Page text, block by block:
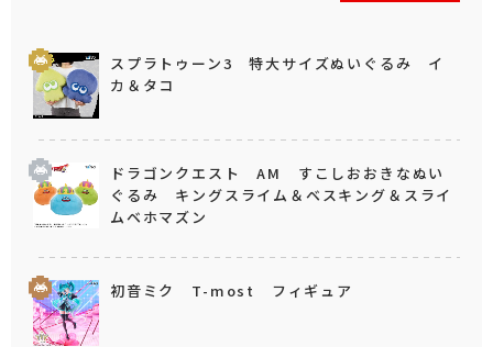
スプラトゥーン3 特大サイズぬいぐるみ イ
カ＆タコ
ドラゴンクエスト AM すこしおおきなぬい
ぐるみ キングスライム＆ベスキング＆スライ
ムベホマズン
初音ミク T-most フィギュア